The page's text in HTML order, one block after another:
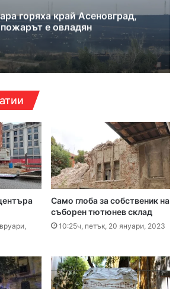
горяха край Асеновград,
пожарът е овладян
Само глоба за собственик на
съборен тютюнев склад
10:25ч, петък, 20 януари, 2023